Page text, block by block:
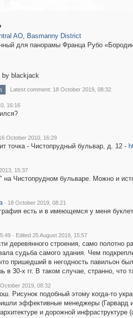
AO
5,916
, Basmanny District
для панорамы Франца Рубо
by blackjack
Latest comment: 18 October 2019, 08:32
16:16
October 2010, 16:29
точка - Чистопрудный бульвар, д. 12 -
15:37
на Чистопрудном бульваре. Можно и
· 18 October 2019, 08:21
есть и в имеющемся у меня
· Edited 25 August 2019, 15:57
деревянного строения, само
судьба самого здания. Чем
пришедший в негодность павильон
в 30-х гг. В таком случае, странно, что
2019, 08:32
Рисунок подобный этому когда-то
эффективные менеджеры (Гарвард
и дорожной инфраструктуре